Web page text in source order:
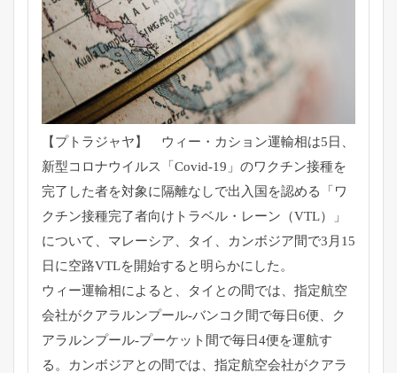
【プトラジャヤ】 ウィー・カション運輸相は5日、
新型コロナウイルス「Covid-19」 のワクチン接種を
完了した者を対象に隔離なしで出入国を認める「ワ
クチン接種完了者向けトラベル・レーン（VTL）」
について、 マレーシア、タイ、
カンボジア間で3月15
日に空路VTLを開始すると明らかにした 。
ウィー運輸相によると、タイとの間では、 指定航空
会社がクアラルンプール-バンコク間で毎日6便、
ク
アラルンプール-プーケット間で毎日4便を運航す
る。
カンボジアとの間では、指定航空会社がクアラ